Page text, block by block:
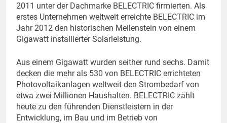
2011 unter der Dachmarke BELECTRIC firmierten. Als
erstes Unternehmen weltweit erreichte BELECTRIC im
Jahr 2012 den historischen Meilenstein von einem
Gigawatt installierter Solarleistung.
Aus einem Gigawatt wurden seither rund sechs. Damit
decken die mehr als 530 von BELECTRIC errichteten
Photovoltaikanlagen weltweit den Strombedarf von
etwa zwei Millionen Haushalten. BELECTRIC zählt
heute zu den führenden Dienstleistern in der
Entwicklung, im Bau und im Betrieb von